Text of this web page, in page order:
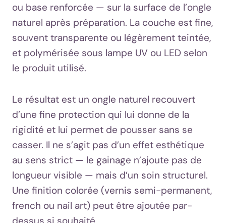
ou base renforcée — sur la surface de l’ongle
naturel après préparation. La couche est fine,
souvent transparente ou légèrement teintée,
et polymérisée sous lampe UV ou LED selon
le produit utilisé.
Le résultat est un ongle naturel recouvert
d’une fine protection qui lui donne de la
rigidité et lui permet de pousser sans se
casser. Il ne s’agit pas d’un effet esthétique
au sens strict — le gainage n’ajoute pas de
longueur visible — mais d’un soin structurel.
Une finition colorée (vernis semi-permanent,
french ou nail art) peut être ajoutée par-